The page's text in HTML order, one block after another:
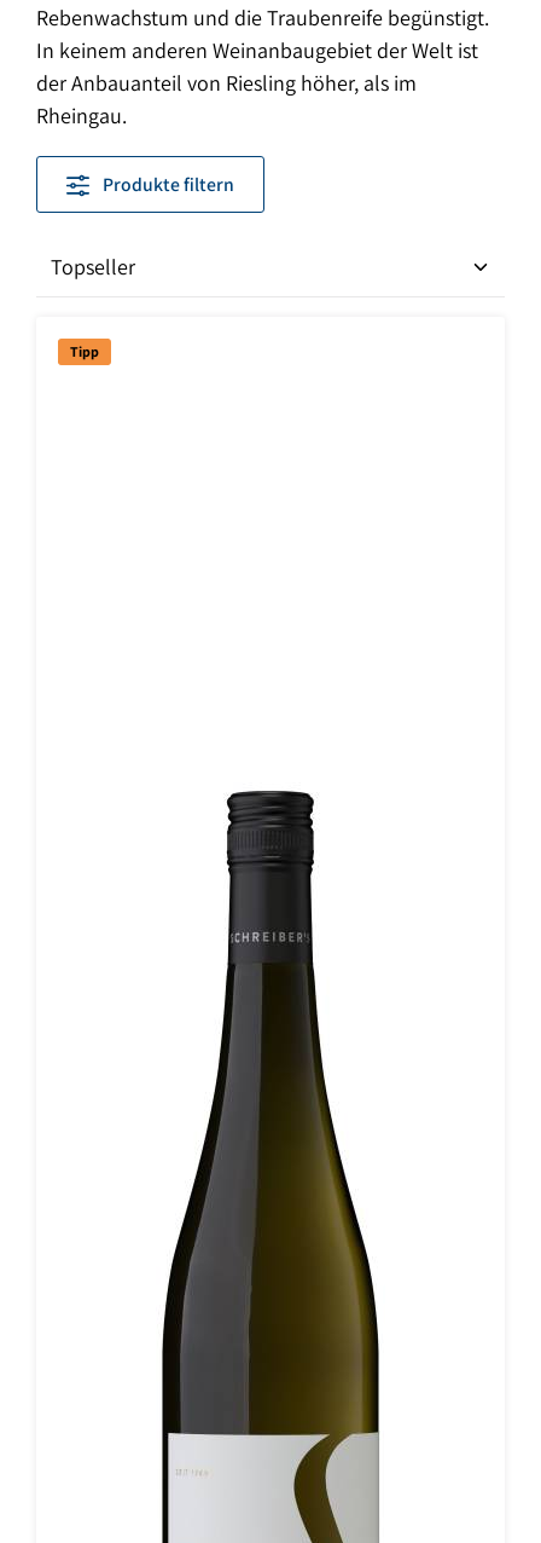
Rebenwachstum und die Traubenreife begünstigt.
In keinem anderen Weinanbaugebiet der Welt ist
der Anbauanteil von Riesling höher, als im
Rheingau.
Produkte filtern
Tipp